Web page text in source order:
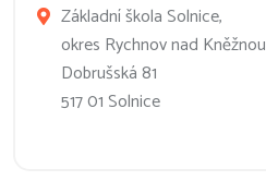
Základní škola Solnice,
okres Rychnov nad Kněžnou
Dobrušská 81
517 01 Solnice